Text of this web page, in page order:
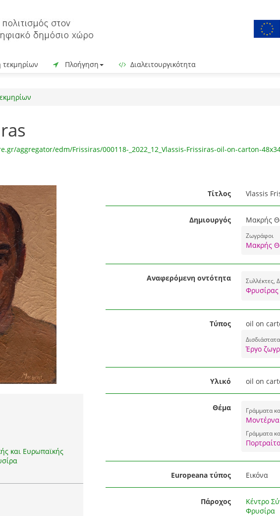
Πλοήγηση Διαλειτουργικότητα
aggregator/edm/Frissiras/000118-_2022_12_Vlassis-Frissiras-oil-on-carton-
και Ευρωπαϊκής
Τίτλος Vlassis
Δημιουργός Μακρής
Ζωγράφοι
Μακρής
Αναφερόμενη οντότητα Συλλέκτες,
Τύπος oil on
Έργο
Υλικό oil on
Θέμα Γράμματα
Γράμματα
Πορτραίτο
Europeana τύπος Εικόνα
Πάροχος
Κέντρο
Φρυσίρα